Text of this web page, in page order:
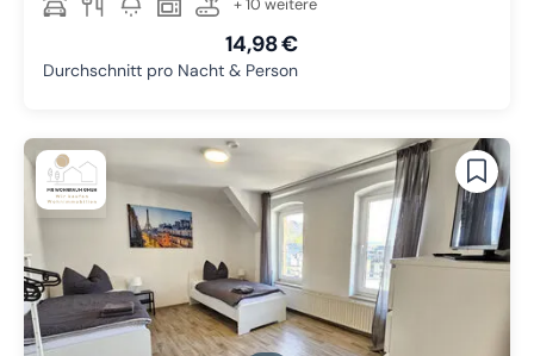
14,98 €
Durchschnitt pro Nacht & Person